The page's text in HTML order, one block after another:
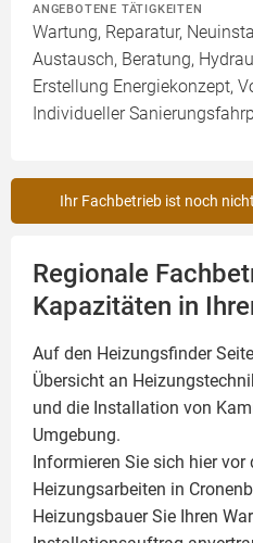
ANGEBOTENE TÄTIGKEITEN
Wartung, Reparatur,
Austausch, Beratung,
Erstellung Energiekonzept,
Individueller
Ihr Fachbetrieb ist noch
Regionale
Kapazitäten in
Auf den Heizungsfinder
Übersicht an
und die Installation von
Umgebung.
Informieren Sie sich hier vor
Heizungsarbeiten in
Heizungsbauer Sie Ihren